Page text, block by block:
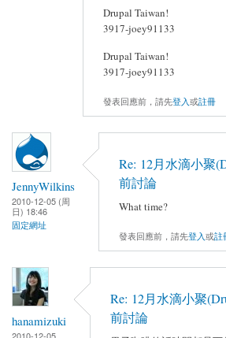
Drupal Taiwan!
3917-joey91133
Drupal Taiwan!
3917-joey91133
發表回應前，請先登入或註冊
JennyWilkins
2010-12-05 (周
日) 18:46
固定網址
Re: 12月水滴小聚
前討論
What time?
發表回應前，請先登入或註
hanamizuki
Re: 12月水滴小聚
前討論